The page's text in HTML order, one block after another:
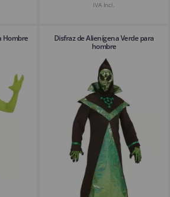
IVA Incl.
Hombre
Disfraz de Alienígena Verde para
hombre